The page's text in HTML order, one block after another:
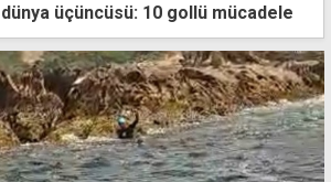
üçüncüsü: 10 gollü mücadele